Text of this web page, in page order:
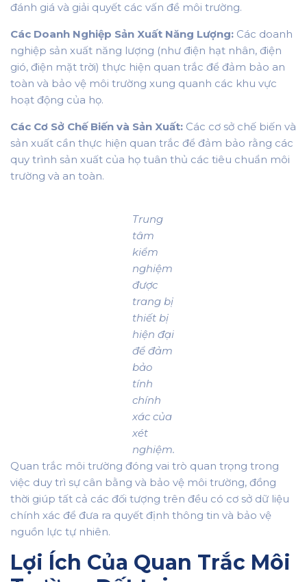
đánh giá và giải quyết các vấn đề môi trường.
Các Doanh Nghiệp Sản Xuất Năng Lượng: Các doanh
nghiệp sản xuất năng lượng (như điện hạt nhân, điện
gió, điện mặt trời) thực hiện quan trắc để đảm bảo an
toàn và bảo vệ môi trường xung quanh các khu vực
hoạt động của họ.
Các Cơ Sở Chế Biến và Sản Xuất: Các cơ sở chế biến và
sản xuất cần thực hiện quan trắc để đảm bảo rằng các
quy trình sản xuất của họ tuân thủ các tiêu chuẩn môi
trường và an toàn.
Trung
tâm
kiểm
nghiệm
được
trang bị
thiết bị
hiện đại
để đảm
bảo
tính
chính
xác của
xét
nghiệm.
Quan trắc môi trường đóng vai trò quan trọng trong
việc duy trì sự cân bằng và bảo vệ môi trường, đồng
thời giúp tất cả các đối tượng trên đều có cơ sở dữ liệu
chính xác để đưa ra quyết định thông tin và bảo vệ
nguồn lực tự nhiên.
Lợi Ích Của Quan Trắc Môi